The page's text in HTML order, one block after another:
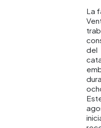
La
del